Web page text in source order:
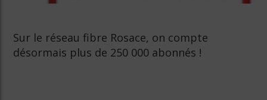
Sur le réseau fibre Rosace, on compte
désormais plus de 250 000 abonnés !